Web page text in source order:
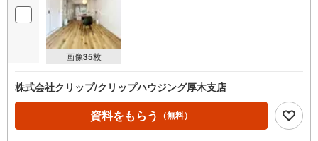
画像35枚
株式会社クリップ/クリップハウジング厚木支店
資料をもらう （無料）